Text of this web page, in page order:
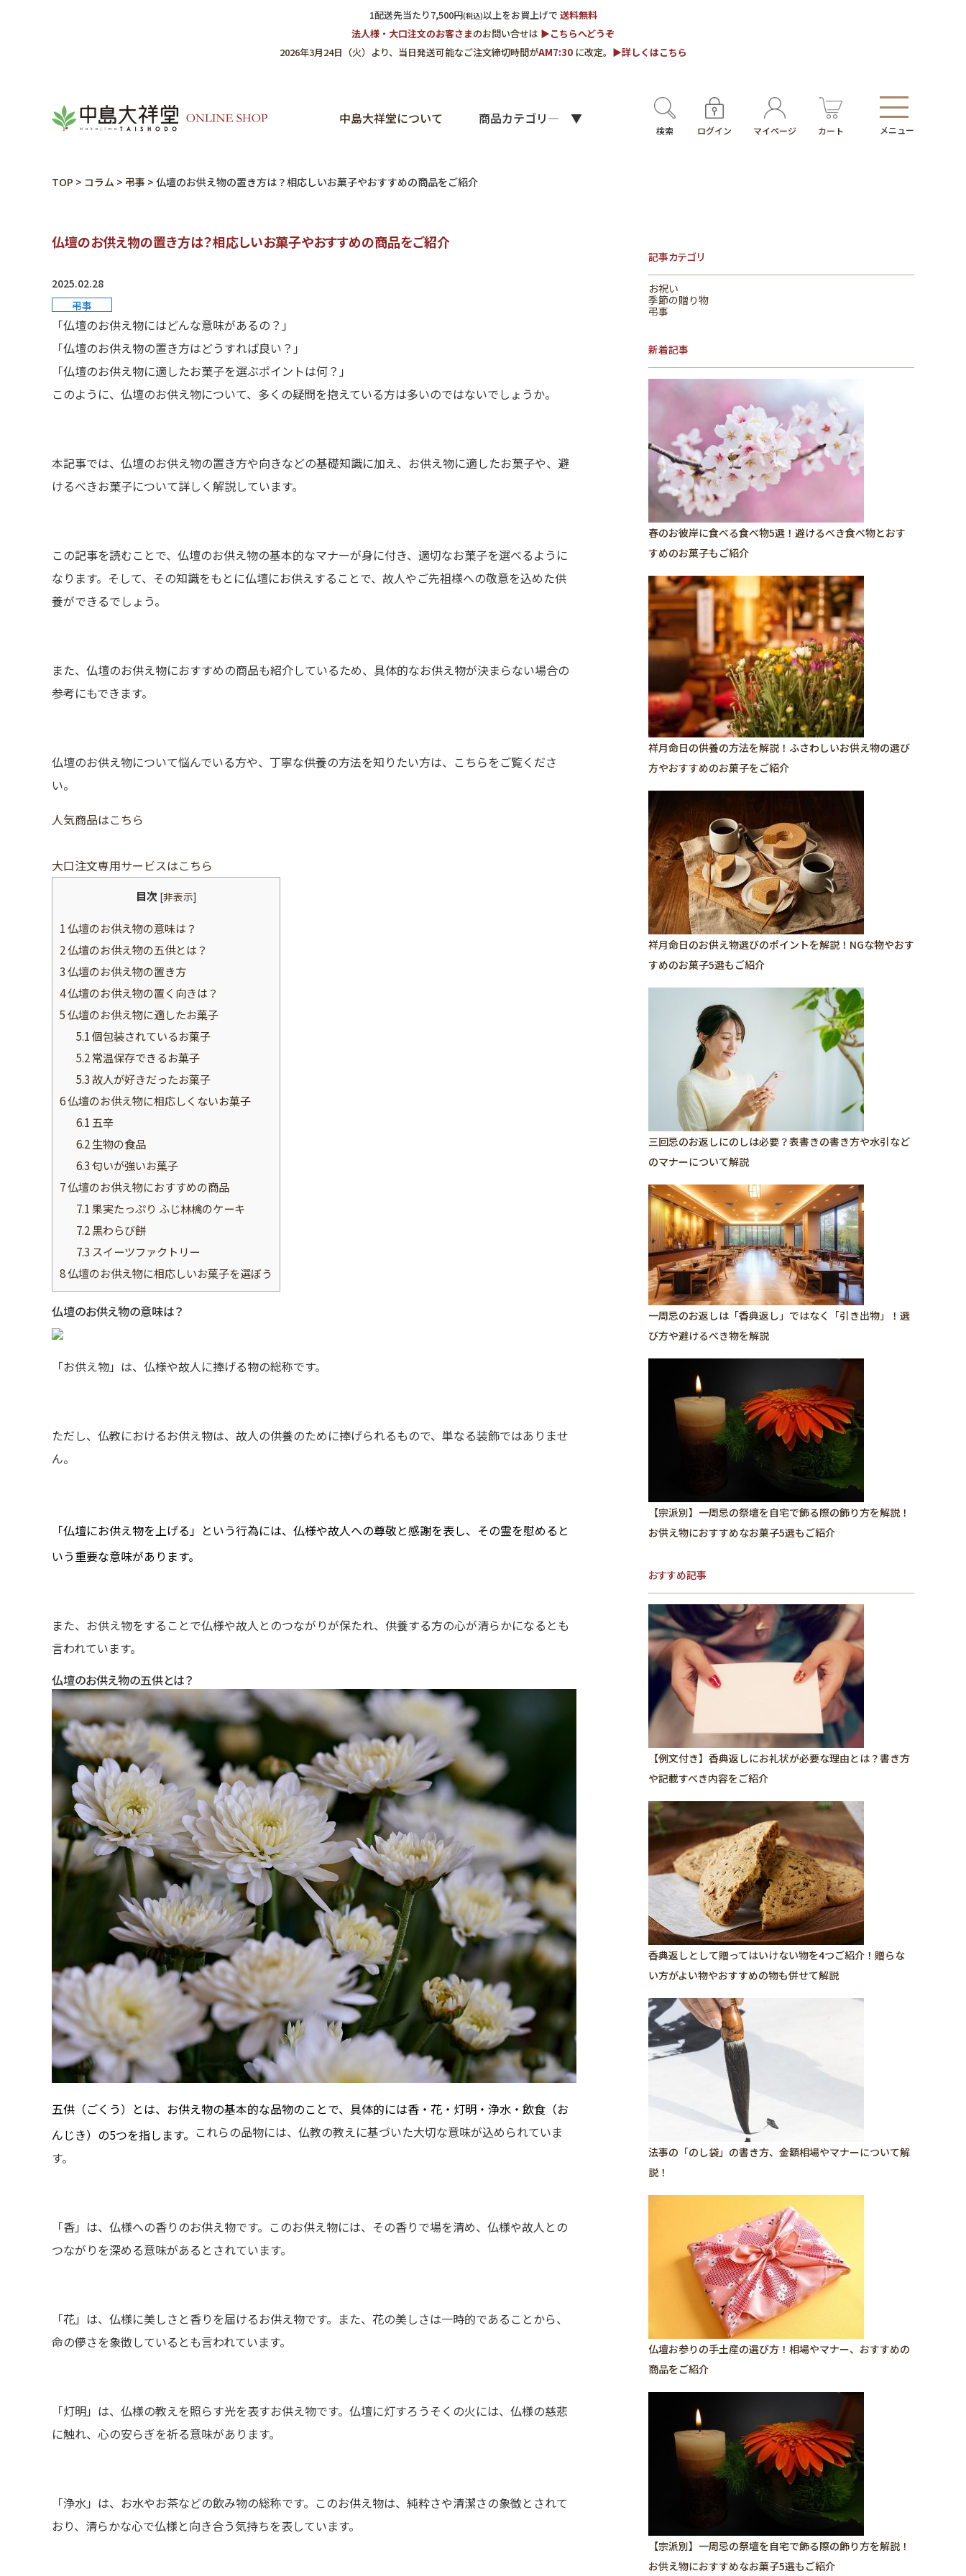
1配送先当たり7,500円(税込)以上をお買上げで 送料無料
法人様・大口注文のお客さまのお問い合せは ▶︎こちらへどうぞ
2026年3月24日（火）より、当日発送可能なご注文締切時間がAM7:30 に改定。 ▶︎詳しくはこちら
中島大祥堂について 商品カテゴリ―
検索 ログイン マイページ カート メニュー
TOP > コラム > 弔事 > 仏壇のお供え物の置き方は？相応しいお菓子やおすすめの商品をご紹介
仏壇のお供え物の置き方は？相応しいお菓子やおすすめの商品をご紹介
2025.02.28
弔事
「仏壇のお供え物にはどんな意味があるの？」
「仏壇のお供え物の置き方はどうすれば良い？」
「仏壇のお供え物に適したお菓子を選ぶポイントは何？」
このように、仏壇のお供え物について、多くの疑問を抱えている方は多いのではないでしょうか。
本記事では、仏壇のお供え物の置き方や向きなどの基礎知識に加え、お供え物に適したお菓子や、避
けるべきお菓子について詳しく解説しています。
この記事を読むことで、仏壇のお供え物の基本的なマナーが身に付き、適切なお菓子を選べるように
なります。そして、その知識をもとに仏壇にお供えすることで、故人やご先祖様への敬意を込めた供
養ができるでしょう。
また、仏壇のお供え物におすすめの商品も紹介しているため、具体的なお供え物が決まらない場合の
参考にもできます。
仏壇のお供え物について悩んでいる方や、丁寧な供養の方法を知りたい方は、こちらをご覧くださ
い。
人気商品はこちら
大口注文専用サービスはこちら
目次 [非表示]
1仏壇のお供え物の意味は？
2仏壇のお供え物の五供とは？
3仏壇のお供え物の置き方
4仏壇のお供え物の置く向きは？
5仏壇のお供え物に適したお菓子
5.1個包装されているお菓子
5.2常温保存できるお菓子
5.3故人が好きだったお菓子
6仏壇のお供え物に相応しくないお菓子
6.1 五辛
6.2生物の食品
6.3匂いが強いお菓子
7仏壇のお供え物におすすめの商品
7.1果実たっぷり ふじ林檎のケーキ
7.2黒わらび餅
7.3 スイーツファクトリー
8仏壇のお供え物に相応しいお菓子を選ぼう
仏壇のお供え物の意味は？
「お供え物」は、仏様や故人に捧げる物の総称です。
ただし、仏教におけるお供え物は、故人の供養のために捧げられるもので、単なる装飾ではありませ
ん。
「仏壇にお供え物を上げる」という行為には、仏様や故人への尊敬と感謝を表し、その霊を慰めると
いう重要な意味があります。
また、お供え物をすることで仏様や故人とのつながりが保たれ、供養する方の心が清らかになるとも
言われています。
仏壇のお供え物の五供とは？
五供（ごくう）とは、お供え物の基本的な品物のことで、具体的には香・花・灯明・浄水・飲食（お
んじき）の5つを指します。 これらの品物には、仏教の教えに基づいた大切な意味が込められていま
す。
「香」は、仏様への香りのお供え物です。このお供え物には、その香りで場を清め、仏様や故人との
つながりを深める意味があるとされています。
「花」は、仏様に美しさと香りを届けるお供え物です。また、花の美しさは一時的であることから、
命の儚さを象徴しているとも言われています。
「灯明」は、仏様の教えを照らす光を表すお供え物です。仏壇に灯すろうそくの火には、仏様の慈悲
に触れ、心の安らぎを祈る意味があります。
「浄水」は、お水やお茶などの飲み物の総称です。このお供え物は、純粋さや清潔さの象徴とされて
おり、清らかな心で仏様と向き合う気持ちを表しています。
記事カテゴリ
お祝い
季節の贈り物
弔事
新着記事
春のお彼岸に食べる食べ物5選！避けるべき食べ物とおす
すめのお菓子もご紹介
祥月命日の供養の方法を解説！ふさわしいお供え物の選び
方やおすすめのお菓子をご紹介
祥月命日のお供え物選びのポイントを解説！NGな物やおす
すめのお菓子5選もご紹介
三回忌のお返しにのしは必要？表書きの書き方や水引など
のマナーについて解説
一周忌のお返しは「香典返し」ではなく「引き出物」！選
び方や避けるべき物を解説
【宗派別】一周忌の祭壇を自宅で飾る際の飾り方を解説！
お供え物におすすめなお菓子5選もご紹介
おすすめ記事
【例文付き】香典返しにお礼状が必要な理由とは？書き方
や記載すべき内容をご紹介
香典返しとして贈ってはいけない物を4つご紹介！贈らな
い方がよい物やおすすめの物も併せて解説
法事の「のし袋」の書き方、金額相場やマナーについて解
説！
仏壇お参りの手土産の選び方！相場やマナー、おすすめの
商品をご紹介
【宗派別】一周忌の祭壇を自宅で飾る際の飾り方を解説！
お供え物におすすめなお菓子5選もご紹介